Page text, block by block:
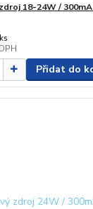
18-24W /
Přidat do